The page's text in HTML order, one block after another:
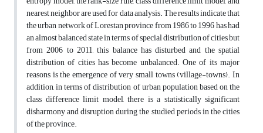
nearest neighbor are used for data analysis. The results indicate that
the urban network of Lorestan province from 1986 to 1996 has had
an almost balanced state in terms of special distribution of cities but
from 2006 to 2011, this balance has disturbed and the spatial
distribution of cities has become unbalanced. One of its major
reasons is the emergence of very small towns (village-towns). In
addition, in terms of distribution of urban population based on the
class difference limit model, there is a statistically significant
disharmony and disruption during the studied periods in the cities
of the province.